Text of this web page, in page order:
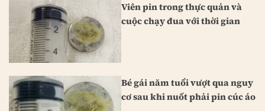
Viên pin trong thực quản và
cuộc chạy đua với thời gian
Bé gái năm tuổi vượt qua nguy
cơ sau khi nuốt phải pin cúc áo